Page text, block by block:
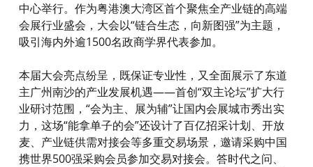
中心举行。作为粤港澳大湾区首个聚焦全产业链的高端
会展行业盛会，大会以“链合生态，向新图强”为主题，
吸引海内外逾1500名政商学界代表参加。
本届大会亮点纷呈，既保证专业性，又全面展示了东道
主广州南沙的产业发展机遇——首创“双主论坛”扩大行
业研讨范围，“会为主、展为辅”让国内会展城市秀出实
力，这场“能拿单子的会”还设计了百亿招采计划、开放
麦、产业链供需对接会等多重交易场景，邀请采购中国
携世界500强采购会员参加交易对接会。答时代之问、